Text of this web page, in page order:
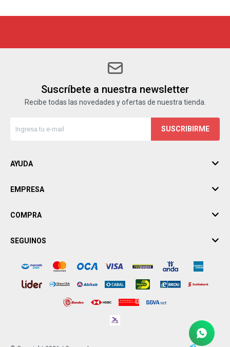
Suscríbete a nuestra newsletter
Recibe todas las novedades y ofertas de nuestra tienda.
SUSCRIBIRME
AYUDA
EMPRESA
COMPRA
SEGUINOS